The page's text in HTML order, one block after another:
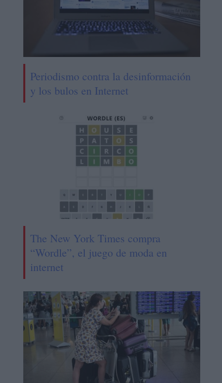
Periodismo contra la desinformación
y los bulos en Internet
The New York Times compra
“Wordle”, el juego de moda en
internet